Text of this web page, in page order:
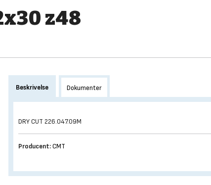
z48
Beskrivelse Dokumenter
DRY CUT 226.047.09M
Producent:CMT